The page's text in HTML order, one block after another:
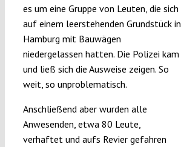
es um eine Gruppe von Leuten, die sich
auf einem leerstehenden Grundstück in
Hamburg mit Bauwägen
niedergelassen hatten. Die Polizei kam
und ließ sich die Ausweise zeigen. So
weit, so unproblematisch.
Anschließend aber wurden alle
Anwesenden, etwa 80 Leute,
verhaftet und aufs Revier gefahren